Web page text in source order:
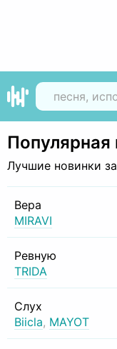
Лучшие новинки
Вера
MIRAVI
Ревную
TRIDA
Слух
Biicla, MAYOT